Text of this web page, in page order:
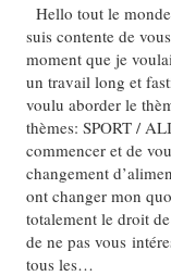
Hello tout le
suis contente de
moment que je
un travail long et
voulu aborder le
thèmes: SPORT /
commencer et de
changement
ont changer mon
totalement le droit
de ne pas vous
tous les…